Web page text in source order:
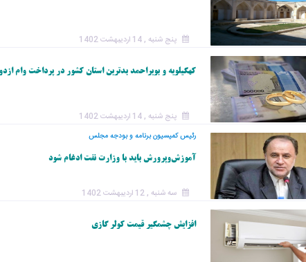
پنج شنبه , 14 اردیبهشت 1402
کهگیلویه و بویراحمد بدترین استان کشور در پرداخت وام
پنج شنبه , 14 اردیبهشت 1402
رئیس کمیسیون برنامه و بودجه مجلس
آموزش‌وپرورش باید با وزارت نفت ادغام شود
سه شنبه , 12 اردیبهشت 1402
افزایش چشمگیر قیمت کولر گازی